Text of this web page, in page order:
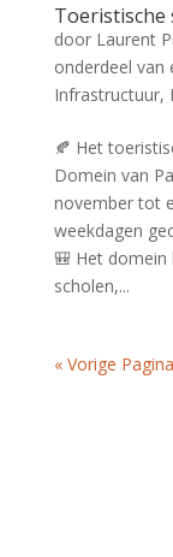
door Laurent
onderdeel van
Infrastructuur,
🍂 Het
Domein van
november tot
weekdagen
🎒 Het
scholen,...
« Vorige Pagina